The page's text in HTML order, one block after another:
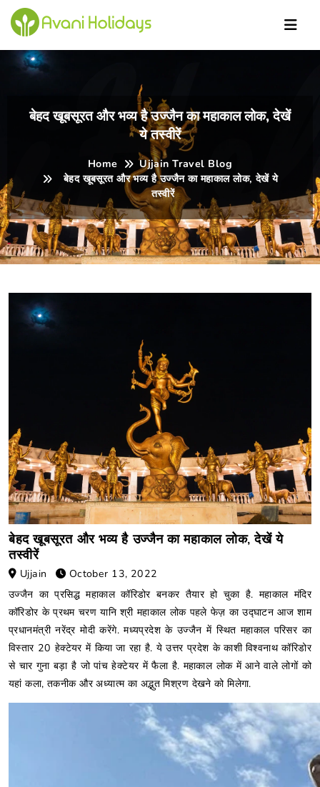
बेहद खूबसूरत और भव्य है उज्जैन का महाकाल लोक, देखें
ये तस्वीरें
Home
Ujjain Travel Blog
बेहद खूबसूरत और भव्य है उज्जैन का महाकाल लोक, देखें ये
तस्वीरें
बेहद खूबसूरत और भव्य है उज्जैन का महाकाल लोक, देखें ये
तस्वीरें
Ujjain
October 13, 2022
उज्जैन का प्रसिद्ध महाकाल कॉरिडोर बनकर तैयार हो चुका है. महाकाल मंदिर
कॉरिडोर के प्रथम चरण यानि श्री महाकाल लोक पहले फेज़ का उद्घाटन आज शाम
प्रधानमंत्री नरेंद्र मोदी करेंगे. मध्यप्रदेश के उज्जैन में स्थित महाकाल परिसर का
विस्तार 20 हेक्टेयर में किया जा रहा है. ये उत्तर प्रदेश के काशी विश्वनाथ कॉरिडोर
से चार गुना बड़ा है जो पांच हेक्टेयर में फैला है. महाकाल लोक में आने वाले लोगों को
यहां कला, तकनीक और अध्यात्म का अद्भुत मिश्रण देखने को मिलेगा.